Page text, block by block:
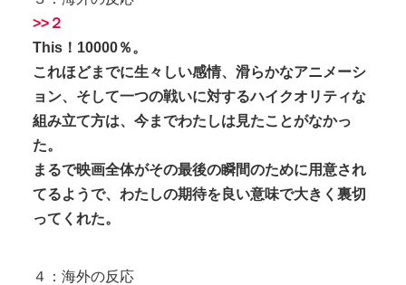
>>２
This！10000％。
これほどまでに生々しい感情、滑らかなアニメーシ
ョン、そして一つの戦いに対するハイクオリティな
組み立て方は、今までわたしは見たことがなかっ
た。
まるで映画全体がその最後の瞬間のために用意され
てるようで、わたしの期待を良い意味で大きく裏切
ってくれた。
４：海外の反応